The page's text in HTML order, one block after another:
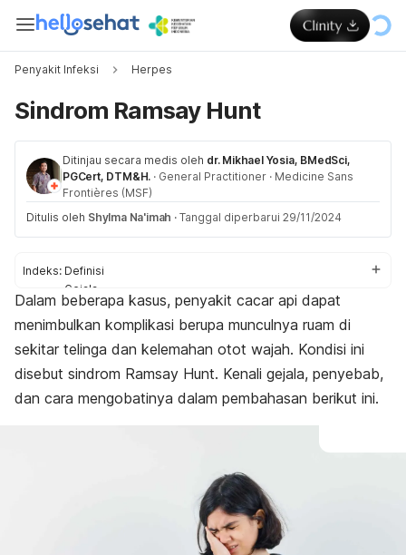
Penyakit Infeksi Herpes
Sindrom Ramsay Hunt
Ditinjau secara medis oleh dr. Mikhael Yosia, BMedSci,
PGCert, DTM&H. · General Practitioner · Medicine Sans
Frontières (MSF)
Ditulis oleh Shylma Na'imah · Tanggal diperbarui 29/11/2024
Indeks: Definisi
Gejala
Penyebab
Faktor risiko
Komplikasi
Pengobatan
Pencegahan
Dalam beberapa kasus, penyakit cacar api dapat
menimbulkan komplikasi berupa munculnya ruam di
sekitar telinga dan kelemahan otot wajah. Kondisi ini
disebut sindrom Ramsay Hunt. Kenali gejala, penyebab,
dan cara mengobatinya dalam pembahasan berikut ini.